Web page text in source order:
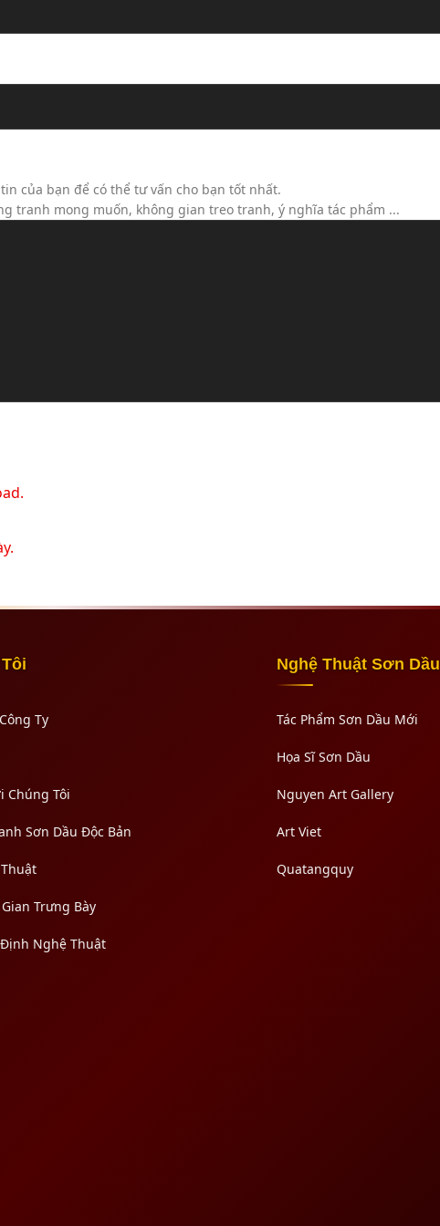
của bạn để có thể tư vấn cho bạn tốt nhất.
tranh mong muốn, không gian treo tranh, ý nghĩa tác phẩm ...
Ty
Chúng Tôi
Sơn Dầu Độc Bản
Trưng Bày
Nghệ Thuật
Nghệ Thuật Sơn Dầu
Tác Phẩm Sơn Dầu Mới
Họa Sĩ Sơn Dầu
Nguyen Art Gallery
Art Viet
Quatangquy